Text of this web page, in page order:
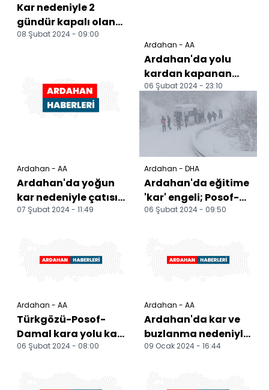
Kar nedeniyle 2
gündür kapalı olan
Türkgözü-Posof-
08 Şubat 2024 - 09:00
Ardahan - AA
Ardahan'da yoğun
kar nedeniyle çatısı
çöken ahırlardaki 7
07 Şubat 2024 - 11:49
Ardahan - AA
Ardahan'da yolu
kardan kapanan
köydeki hasta
ekiplerin
çalışmasıyla
hastane...
06 Şubat 2024 - 23:10
Ardahan - DHA
Ardahan'da eğitime
'kar' engeli; Posof-
Ardahan kara yolu
06 Şubat 2024 - 09:50
Ardahan - AA
Türkgözü-Posof-
Damal kara yolu kar
ve tipi nedeniyle
06 Şubat 2024 - 08:00
Ardahan - AA
Ardahan'da kar ve
buzlanma nedeniyle
tırlar yolda kaldı
09 Ocak 2024 - 16:44